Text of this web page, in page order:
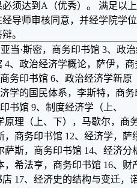
须达到 A （优秀）。 满足以
导师审核同意，并经学院学
。
当·斯密，商务印书馆 3、政
、政治经济学概论，萨伊，商
务印书馆 6、政治经济学新原
学的国民体系，李斯特，商务
书馆 9、制度经济学（上、
原理（上、下），马歇尔，商
商务印书馆 12、经济学，萨
斯，商务印书馆 14、经济分
，希法亨，商务印书馆 16、财
17、经济史的结构与变迁，